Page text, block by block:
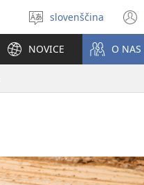
Izberite
jezik
slovenščina
NOVICE O NAS